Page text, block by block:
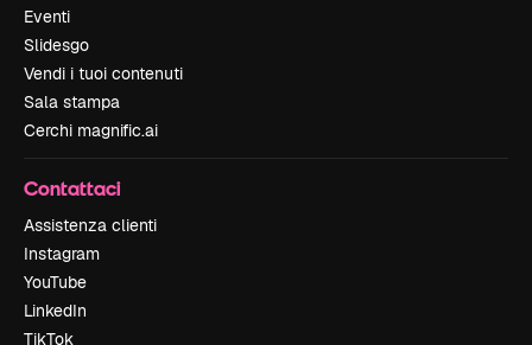
Eventi
Slidesgo
Vendi i tuoi contenuti
Sala stampa
Cerchi magnific.ai
Contattaci
Assistenza clienti
Instagram
YouTube
LinkedIn
TikTok